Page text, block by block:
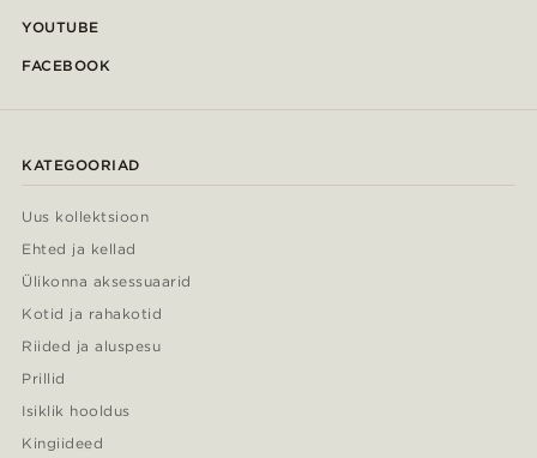
YOUTUBE
FACEBOOK
KATEGOORIAD
Uus kollektsioon
Ehted ja kellad
Ülikonna aksessuaarid
Kotid ja rahakotid
Riided ja aluspesu
Prillid
Isiklik hooldus
Kingiideed